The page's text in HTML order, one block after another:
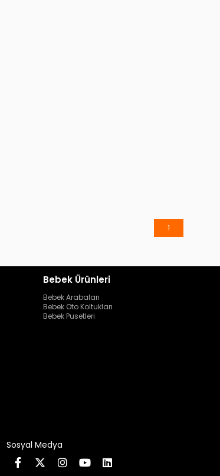
1
Bebek Ürünleri
Bebek Arabaları
Bebek Oto Koltukları
Bebek Pusetleri
Sosyal Medya